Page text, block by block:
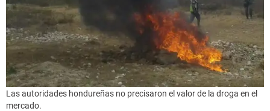
Las autoridades hondureñas no precisaron el valor de la droga en el
mercado.